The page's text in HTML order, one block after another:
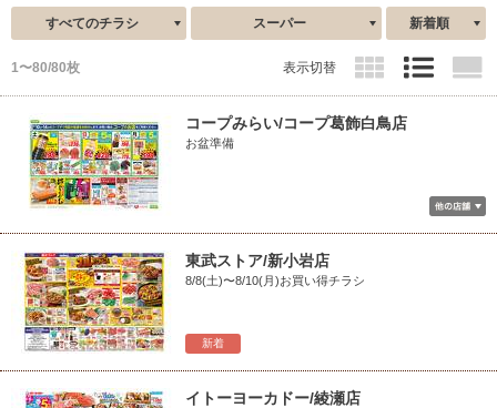
すべてのチラシ スーパー 新着順
1〜80/80枚 表示切替
コープみらい/コープ葛飾白鳥店
お盆準備
新着
東武ストア/新小岩店
8/8(土)〜8/10(月)お買い得チラシ
イトーヨーカドー/綾瀬店